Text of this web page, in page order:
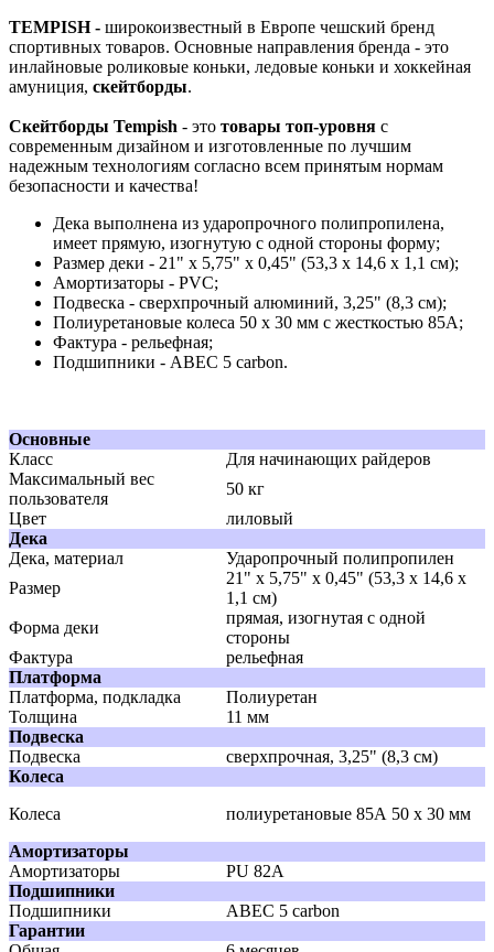
TEMPISH - широкоизвестный в Европе чешский бренд
спортивных товаров. Основные направления бренда - это
инлайновые роликовые коньки, ледовые коньки и хоккейная
амуниция, скейтборды.
Скейтборды Tempish - это товары топ-уровня с
современным дизайном и изготовленные по лучшим
надежным технологиям согласно всем принятым нормам
безопасности и качества!
Дека выполнена из ударопрочного полипропилена,
имеет прямую, изогнутую с одной стороны форму;
Размер деки - 21" х 5,75" х 0,45" (53,3 x 14,6 x 1,1 см);
Амортизаторы - PVC;
Подвеска - сверхпрочный алюминий, 3,25" (8,3 см);
Полиуретановые колеса 50 х 30 мм с жесткостью 85А;
Фактура - рельефная;
Подшипники - ABEC 5 carbon.
Основные
Класс
Для начинающих райдеров
Максимальный вес
пользователя
50 кг
Цвет
лиловый
Дека
Дека, материал
Ударопрочный полипропилен
Размер
21" х 5,75" х 0,45" (53,3 x 14,6 x
1,1 см)
Форма деки
прямая, изогнутая с одной
стороны
Фактура
рельефная
Платформа
Платформа, подкладка
Полиуретан
Толщина
11 мм
Подвеска
Подвеска
сверхпрочная, 3,25" (8,3 см)
Колеса
Колеса
полиуретановые 85А 50 х 30 мм
Амортизаторы
Амортизаторы
PU 82А
Подшипники
Подшипники
ABEC 5 carbon
Гарантии